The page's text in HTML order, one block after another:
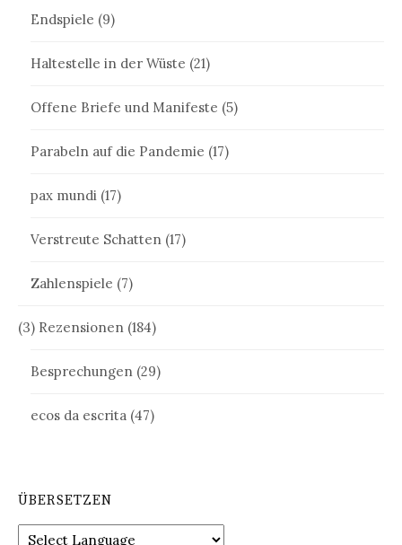
Endspiele (9)
Haltestelle in der Wüste (21)
Offene Briefe und Manifeste (5)
Parabeln auf die Pandemie (17)
pax mundi (17)
Verstreute Schatten (17)
Zahlenspiele (7)
(3) Rezensionen (184)
Besprechungen (29)
ecos da escrita (47)
ÜBERSETZEN